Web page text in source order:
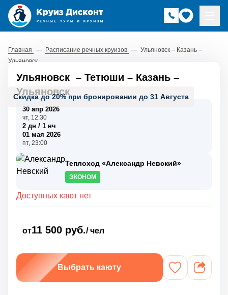
Главная — Расписание речных круизов — Ульяновск – Казань –
Ульяновск
Скидка до 20% при бронировании до 31 Августа
Ульяновск – Тетюши – Казань –
Ульяновск
30 апр 2026
чт, 12:30
2 дн / 1 нч
01 мая 2026
пт, 23:00
Теплоход «Александр Невский»
ЭКОНОМ
Доступных кают нет
от11 500 руб./ чел
Выбрать каюту